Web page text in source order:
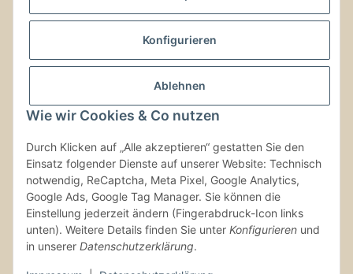
Konfigurieren
Ablehnen
Wie wir Cookies & Co nutzen
Durch Klicken auf „Alle akzeptieren“ gestatten Sie den
Einsatz folgender Dienste auf unserer Website: Technisch
notwendig, ReCaptcha, Meta Pixel, Google Analytics,
Google Ads, Google Tag Manager. Sie können die
Einstellung jederzeit ändern (Fingerabdruck-Icon links
unten). Weitere Details finden Sie unter Konfigurieren und
in unserer Datenschutzerklärung.
Kontaktinformationen
Vertrag widerrufen